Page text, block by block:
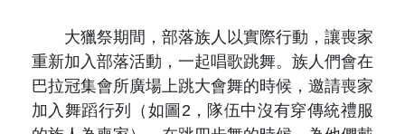
大獵祭期間，部落族人以實際行動，讓喪家
重新加入部落活動，一起唱歌跳舞。族人們會在
巴拉冠集會所廣場上跳大會舞的時候，邀請喪家
加入舞蹈行列（如圖2，隊伍中沒有穿傳統禮服